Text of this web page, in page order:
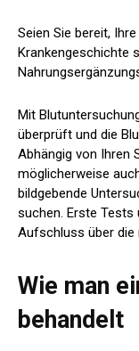
Seien Sie bereit,
Krankengeschichte
Mit
überprüft und die
Abhängig von Ihren
möglicherweise
bildgebende
suchen. Erste Tests
Aufschluss über die
Wie man
behandelt